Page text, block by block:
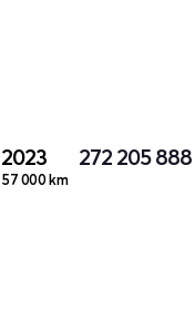
2023
57 000 km
272 205 888